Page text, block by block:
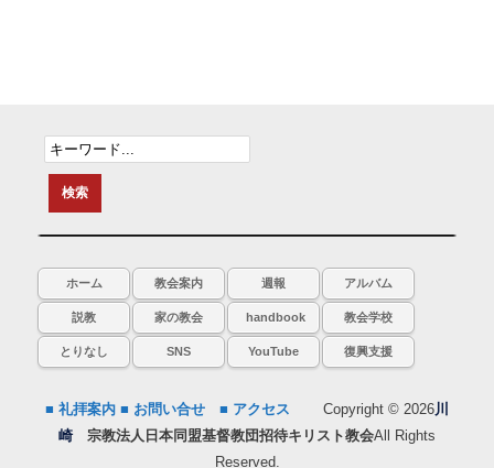
ホーム 教会案内 週報 アルバム
説教 家の教会 handbook 教会学校
とりなし SNS YouTube 復興支援
■ 礼拝案内 ■ お問い合せ ■ アクセス Copyright © 2026川
崎
宗教法人日本同盟基督教団招待キリスト教会All Rights
Reserved.